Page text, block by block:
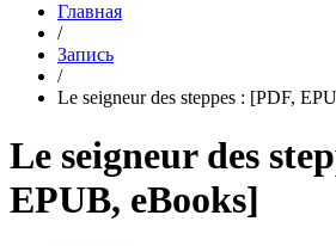
Главная
/
Запись
/
Le seigneur des steppes : [PDF,
Le seigneur des
EPUB, eBooks]